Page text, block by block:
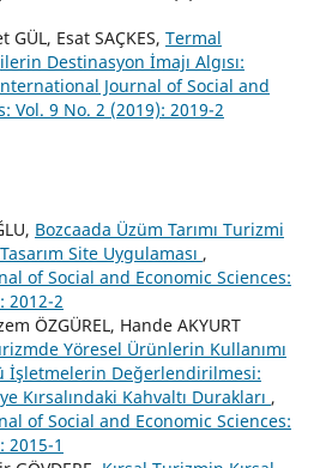
Esat SAÇKES, Termal
Destinasyon İmajı Algısı:
Journal of Social and
Vol. 9 No. 2 (2019): 2019-2
Bozcaada Üzüm Tarımı Turizmi
Site Uygulaması ,
of Social and Economic Sciences:
2012-2
ÖZGÜREL, Hande AKYURT
Yöresel Ürünlerin Kullanımı
İşletmelerin Değerlendirilmesi:
Kırsalındaki Kahvaltı Durakları ,
of Social and Economic Sciences:
2015-1